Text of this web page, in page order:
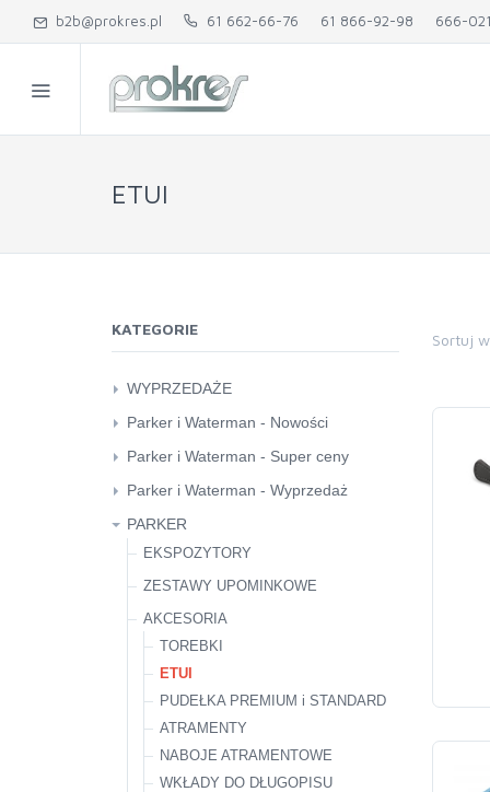
b2b@prokres.pl 61 662-66-76 61 866-92-98 666-
ETUI
Sortuj
KATEGORIE
WYPRZEDAŻE
karton kreatywny
pozostałe
Quilling
Rystor
Parker i Waterman - Nowości
Parker
Waterman
Parker i Waterman - Super ceny
Parker
Waterman
Parker i Waterman - Wyprzedaż
Waterman
Parker
PARKER
EKSPOZYTORY
ZESTAWY UPOMINKOWE
AKCESORIA
TOREBKI
ETUI
PUDEŁKA PREMIUM i STANDARD
ATRAMENTY
NABOJE ATRAMENTOWE
WKŁADY DO DŁUGOPISU